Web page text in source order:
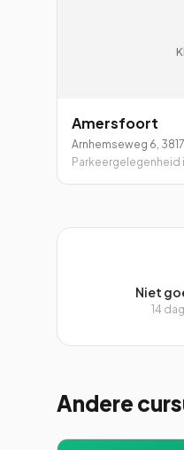
Amersfoort
Arnhemseweg 6,
Niet
14
Andere